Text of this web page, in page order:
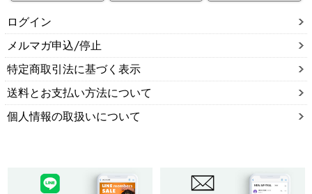
ログイン
メルマガ申込/停止
特定商取引法に基づく表示
送料とお支払い方法について
個人情報の取扱いについて